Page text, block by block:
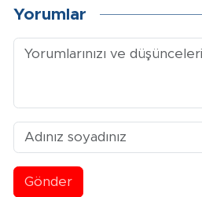
Yorumlar
Gönder